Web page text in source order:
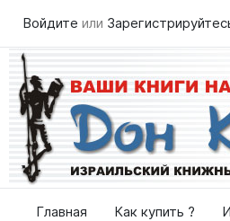
Войдите или
Главная Как купить ?